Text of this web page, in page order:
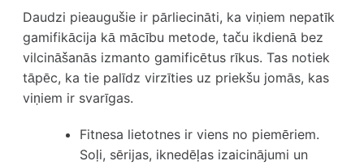
Daudzi pieaugušie ir pārliecināti, ka viņiem nepatīk
gamifikācija kā mācību metode, taču ikdienā bez
vilcināšanās izmanto gamificētus rīkus. Tas notiek
tāpēc, ka tie palīdz virzīties uz priekšu jomās, kas
viņiem ir svarīgas.
Fitnesa lietotnes ir viens no piemēriem.
Soļi, sērijas, iknedēļas izaicinājumi un